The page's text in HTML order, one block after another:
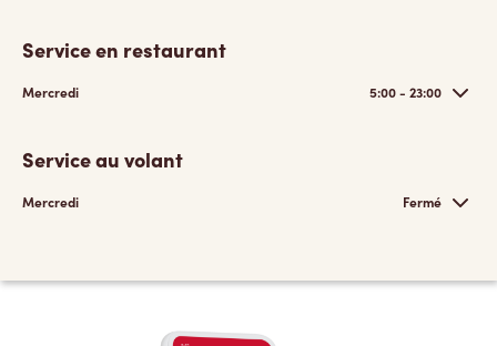
Service en restaurant
Mercredi 5:00 - 23:00
Service au volant
Mercredi Fermé